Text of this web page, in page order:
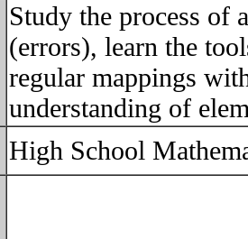
Study the process of
(errors), learn the
regular mappings
understanding of
High School